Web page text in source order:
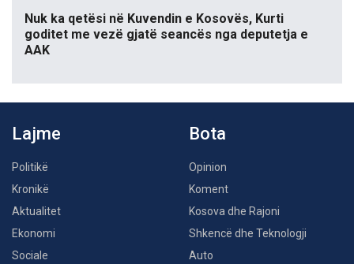
Nuk ka qetësi në Kuvendin e Kosovës, Kurti
goditet me vezë gjatë seancës nga deputetja e
AAK
Lajme
Politikë
Kronikë
Aktualitet
Ekonomi
Sociale
Bota
Opinion
Koment
Kosova dhe Rajoni
Shkencë dhe Teknologji
Auto